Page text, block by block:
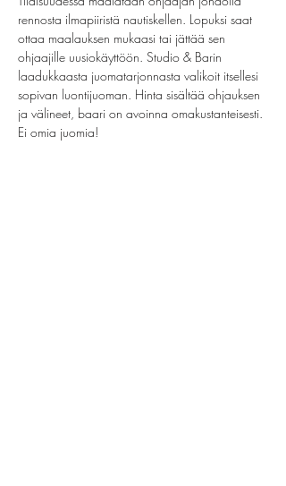
rennosta ilmapiiristä nautiskellen. Lopuksi saat
ottaa maalauksen mukaasi tai jättää sen
ohjaajille uusiokäyttöön. Studio & Barin
laadukkaasta juomatarjonnasta valikoit itsellesi
sopivan luontijuoman. Hinta sisältää ohjauksen
ja välineet, baari on avoinna omakustanteisesti.
Ei omia juomia!